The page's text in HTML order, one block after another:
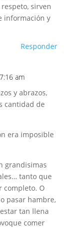
sirven
información y
Responder
am
y abrazos,
cantidad de
era imposible
grandisimas
tanto que
completo. O
pasar hambre,
tan llena
comer